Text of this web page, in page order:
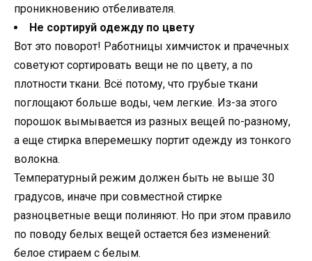
проникновению отбеливателя.
Не сортируй одежду по цвету
Вот это поворот! Работницы химчисток и прачечных
советуют сортировать вещи не по цвету, а по
плотности ткани. Всё потому, что грубые ткани
поглощают больше воды, чем легкие. Из-за этого
порошок вымывается из разных вещей по-разному,
а еще стирка вперемешку портит одежду из тонкого
волокна.
Температурный режим должен быть не выше 30
градусов, иначе при совместной стирке
разноцветные вещи полиняют. Но при этом правило
по поводу белых вещей остается без изменений:
белое стираем с белым.